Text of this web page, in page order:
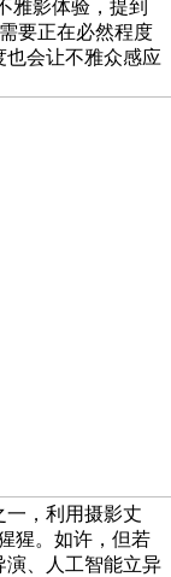
雅影体验，提到
要正在必然程度
也会让不雅众感应
一，利用摄影丈
猩。如许，但若
演、人工智能立异